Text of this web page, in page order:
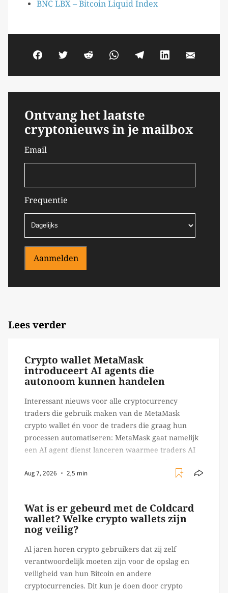
BNC LBX – Bitcoin Liquid Index
Ontvang het laatste
cryptonieuws in je mailbox
Email
Frequentie
Aanmelden
Lees verder
Crypto wallet MetaMask
introduceert AI agents die
autonoom kunnen handelen
Interessant nieuws voor alle cryptocurrency
traders die gebruik maken van de MetaMask
crypto wallet én voor de traders die graag hun
processen automatiseren: MetaMask gaat namelijk
een AI agent dienst lanceren waarmee traders AI
verrichten, zoals het daadwerkelijk uitvoeren van
Aug 7, 2026 2,5 min
Wat is er gebeurd met de Coldcard
wallet? Welke crypto wallets zijn
nog veilig?
Al jaren horen crypto gebruikers dat zij zelf
verantwoordelijk moeten zijn voor de opslag en
veiligheid van hun Bitcoin en andere
cryptocurrencies. Dit kun je doen door crypto